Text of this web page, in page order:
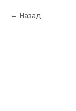
Назад